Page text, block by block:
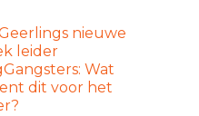
nieuwe
leider
Wat
dit voor het